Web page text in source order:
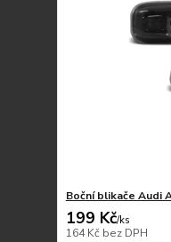
Boční blikače Audi
199 Kč/ks
164 Kč bez DPH